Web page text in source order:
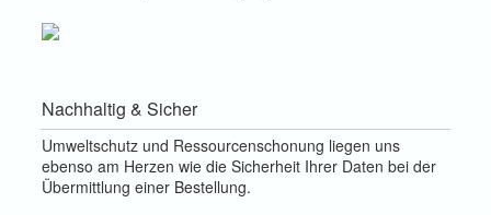
Nachhaltig & Sicher
Umweltschutz und Ressourcenschonung liegen uns
ebenso am Herzen wie die Sicherheit Ihrer Daten bei der
Übermittlung einer Bestellung.